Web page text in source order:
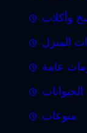
وأكلات
المنزل
عامة
منوعات